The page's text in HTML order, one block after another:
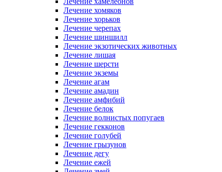
Лечение хомяков
Лечение хорьков
Лечение черепах
Лечение шиншилл
Лечение экзотических животных
Лечение лишая
Лечение шерсти
Лечение экземы
Лечение агам
Лечение амадин
Лечение амфибий
Лечение белок
Лечение волнистых попугаев
Лечение гекконов
Лечение голубей
Лечение грызунов
Лечение дегу
Лечение ежей